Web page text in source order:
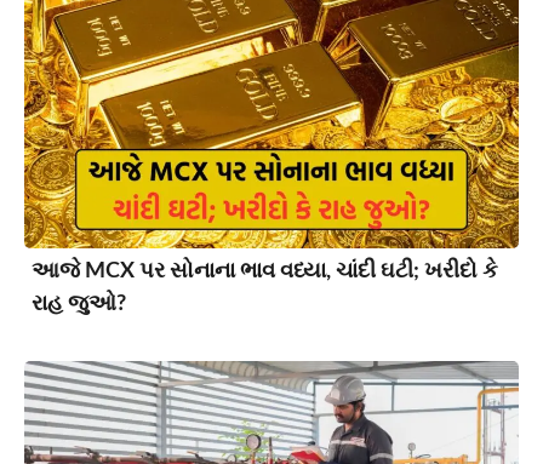
આજે MCX પર સોનાના ભાવ વધ્યા, ચાંદી ઘટી; ખરીદો કે
રાહ જુઓ?